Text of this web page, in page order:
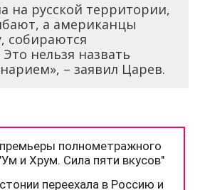
на русской территории,
а американцы
собираются
нельзя назвать
– заявил Царев.